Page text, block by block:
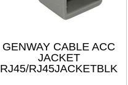
GENWAY CABLE ACC
JACKET
RJ45/RJ45JACKETBLK